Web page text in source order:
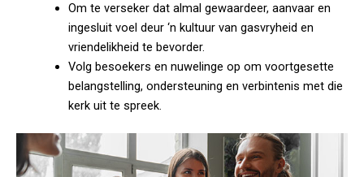
Om te verseker dat almal gewaardeer, aanvaar en
ingesluit voel deur ‘n kultuur van gasvryheid en
vriendelikheid te bevorder.
Volg besoekers en nuwelinge op om voortgesette
belangstelling, ondersteuning en verbintenis met die
kerk uit te spreek.